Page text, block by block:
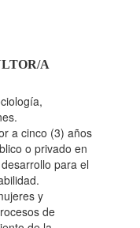
A
Y
LA
A
a cinco (3) años
o privado en
para el
y
de